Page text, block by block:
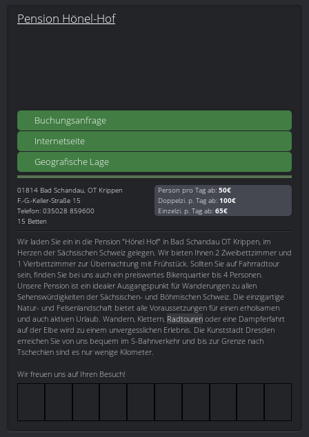
Pension Hönel-Hof
Buchungsanfrage
Internetseite
Geografische Lage
01814 Bad Schandau, OT Krippen
F.-G.-Keller-Straße 15
Telefon: 035028 859600
15 Betten
Person pro Tag ab: 50€
Doppelzi. p. Tag ab: 100€
Einzelzi. p. Tag ab: 65€
Wir laden Sie ein in die Pension "Hönel Hof" in Bad Schandau OT Krippen, im
Herzen der Sächsischen Schweiz gelegen. Wir bieten Ihnen 2 Zweibettzimmer und
1 Vierbettzimmer zur Übernachtung mit Frühstück. Sollten Sie auf Fahrradtour
sein, finden Sie bei uns auch ein preiswertes Bikerquartier bis 4 Personen.
Unsere Pension ist ein idealer Ausgangspunkt für Wanderungen zu allen
Sehenswürdigkeiten der Sächsischen- und Böhmischen Schweiz. Die einzigartige
Natur- und Felsenlandschaft bietet alle Voraussetzungen für einen erholsamen
und auch aktiven Urlaub. Wandern, Klettern, Radtouren oder eine Dampferfahrt
auf der Elbe wird zu einem unvergesslichen Erlebnis. Die Kunststadt Dresden
erreichen Sie von uns bequem im S-Bahnverkehr und bis zur Grenze nach
Tschechien sind es nur wenige Kilometer.
Wir freuen uns auf Ihren Besuch!